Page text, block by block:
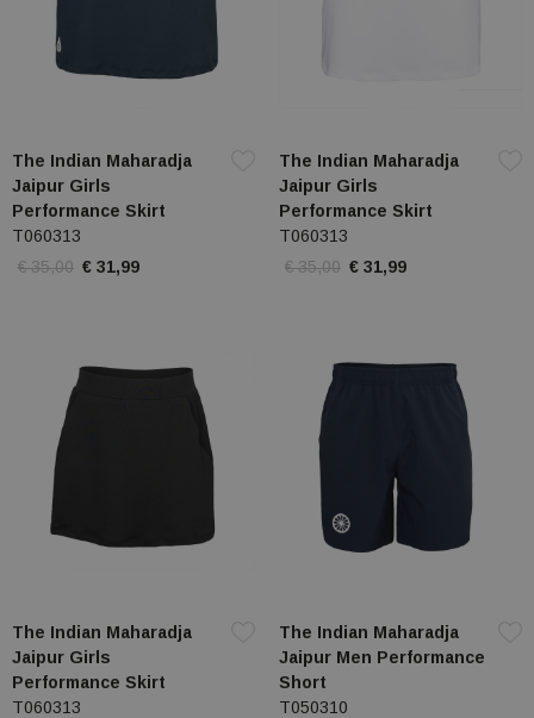
The Indian Maharadja
Jaipur Girls
Performance Skirt
T060313
€ 35,00 € 31,99
The Indian Maharadja
Jaipur Girls
Performance Skirt
T060313
€ 35,00 € 31,99
The Indian Maharadja
Jaipur Girls
Performance Skirt
T060313
The Indian Maharadja
Jaipur Men Performance
Short
T050310